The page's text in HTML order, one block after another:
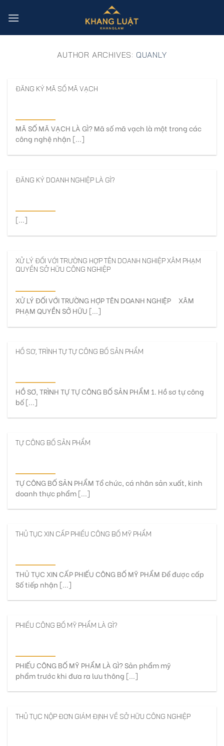
AUTHOR ARCHIVES: QUANLY
ĐĂNG KÝ MÃ SỐ MÃ VẠCH
MÃ SỐ MÃ VẠCH LÀ GÌ? Mã số mã vạch là một trong các
công nghệ nhận [...]
ĐĂNG KÝ DOANH NGHIỆP LÀ GÌ?
[...]
XỬ LÝ ĐỐI VỚI TRƯỜNG HỢP TÊN DOANH NGHIỆP XÂM PHẠM
QUYỀN SỞ HỮU CÔNG NGHIỆP
XỬ LÝ ĐỐI VỚI TRƯỜNG HỢP TÊN DOANH NGHIỆP XÂM
PHẠM QUYỀN SỞ HỮU [...]
HỒ SƠ, TRÌNH TỰ TỰ CÔNG BỐ SẢN PHẨM
HỒ SƠ, TRÌNH TỰ TỰ CÔNG BỐ SẢN PHẨM 1. Hồ sơ tự công
bố [...]
TỰ CÔNG BỐ SẢN PHẨM
TỰ CÔNG BỐ SẢN PHẨM Tổ chức, cá nhân sản xuất, kinh
doanh thực phẩm [...]
THỦ TỤC XIN CẤP PHIẾU CÔNG BỐ MỸ PHẨM
THỦ TỤC XIN CẤP PHIẾU CÔNG BỐ MỸ PHẨM Để được cấp
Số tiếp nhận [...]
PHIẾU CÔNG BỐ MỸ PHẨM LÀ GÌ?
PHIẾU CÔNG BỐ MỸ PHẨM LÀ GÌ? Sản phẩm mỹ
phẩm trước khi đưa ra lưu thông [...]
THỦ TỤC NỘP ĐƠN GIÁM ĐỊNH VỀ SỞ HỮU CÔNG NGHIỆP